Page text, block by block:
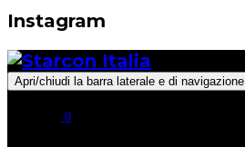
Instagram
Apri/chiudi la barra laterale e di navigazione
0